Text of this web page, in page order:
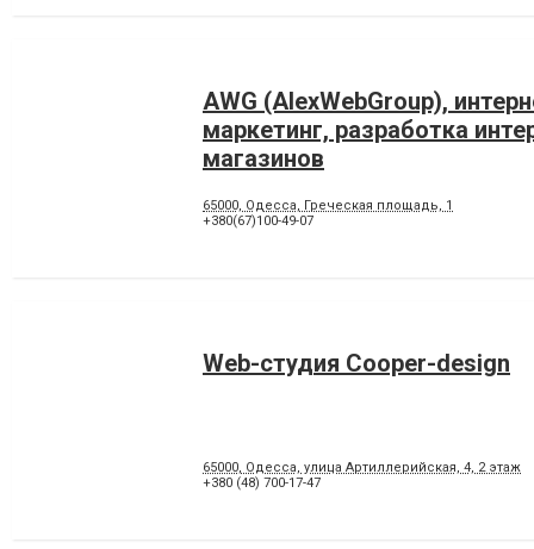
AWG (AlexWebGroup),
маркетинг, разработка
магазинов
65000, Одесса, Греческая площадь, 1
+380(67)100-49-07
Web-студия Cooper-design
65000, Одесса, улица Артиллерийская, 4, 2 этаж
+380 (48) 700-17-47